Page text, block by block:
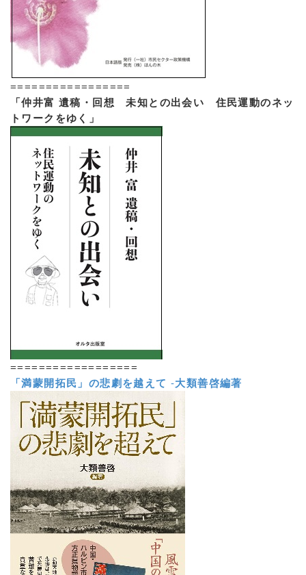
=================
「仲井富 遺稿・回想 未知との出会い 住民運動のネッ
トワークをゆく」
==================
「満蒙開拓民」の悲劇を越えて -大類善啓編著